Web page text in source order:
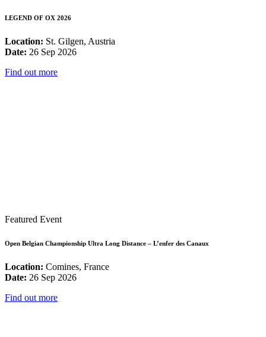
LEGEND OF OX 2026
Location: St. Gilgen, Austria
Date: 26 Sep 2026
Find out more
Featured Event
Open Belgian Championship Ultra Long Distance – L’enfer des Canaux
Location: Comines, France
Date: 26 Sep 2026
Find out more